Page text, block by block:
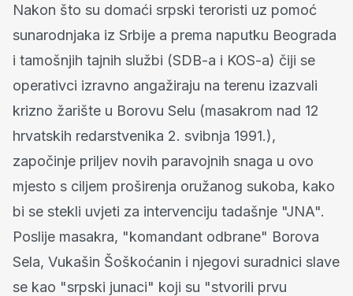
Nakon što su domaći srpski teroristi uz pomoć
sunarodnjaka iz Srbije a prema naputku Beograda
i tamošnjih tajnih službi (SDB-a i KOS-a) čiji se
operativci izravno angažiraju na terenu izazvali
krizno žarište u Borovu Selu (masakrom nad 12
hrvatskih redarstvenika 2. svibnja 1991.),
započinje priljev novih paravojnih snaga u ovo
mjesto s ciljem proširenja oružanog sukoba, kako
bi se stekli uvjeti za intervenciju tadašnje "JNA".
Poslije masakra, "komandant odbrane" Borova
Sela, Vukašin Šoškoćanin i njegovi suradnici slave
se kao "srpski junaci" koji su "stvorili prvu